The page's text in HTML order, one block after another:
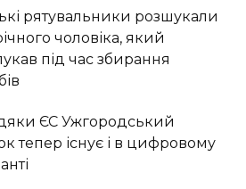
рятувальники розшукали
чоловіка, який
під час збирання
ЄС Ужгородський
тепер існує і в цифровому